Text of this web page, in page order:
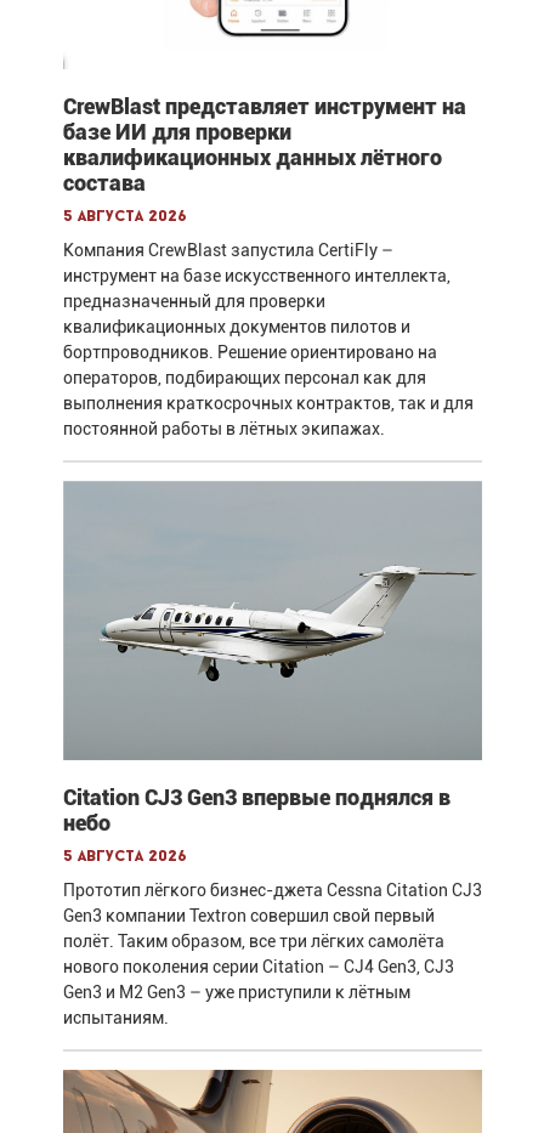
CrewBlast представляет инструмент на
базе ИИ для проверки
квалификационных данных лётного
состава
5 августа 2026
Компания CrewBlast запустила CertiFly –
инструмент на базе искусственного интеллекта,
предназначенный для проверки
квалификационных документов пилотов и
бортпроводников. Решение ориентировано на
операторов, подбирающих персонал как для
выполнения краткосрочных контрактов, так и для
постоянной работы в лётных экипажах.
Citation CJ3 Gen3 впервые поднялся в
небо
5 августа 2026
Прототип лёгкого бизнес-джета Cessna Citation CJ3
Gen3 компании Textron совершил свой первый
полёт. Таким образом, все три лёгких самолёта
нового поколения серии Citation – CJ4 Gen3, CJ3
Gen3 и M2 Gen3 – уже приступили к лётным
испытаниям.